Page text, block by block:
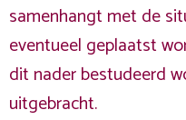
samenhangt met de
eventueel geplaatst
dit nader bestudeerd
uitgebracht.